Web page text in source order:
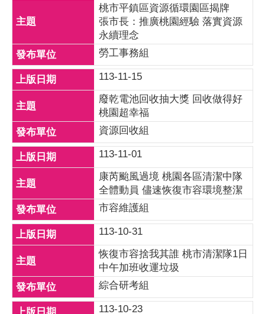
桃市平鎮區資源循環園區揭牌
張市長：推廣桃園經驗 落實資源
永續理念
勞工事務組
113-11-15
廢乾電池回收抽大獎 回收做得好
桃園超幸福
資源回收組
113-11-01
康芮颱風過境 桃園各區清潔中隊
全體動員 儘速恢復市容環境整潔
市容維護組
113-10-31
恢復市容捨我其誰 桃市清潔隊1日
中午加班收運垃圾
綜合研考組
113-10-23